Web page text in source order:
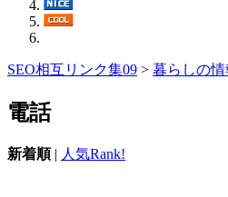
SEO相互リンク集09 > 暮らしの情
電話
新着順| 人気Rank!